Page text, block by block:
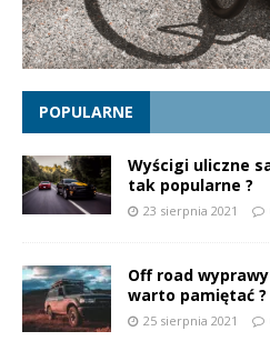
POPULARNE
Wyścigi uliczne
tak popularne ?
23 sierpnia 2021
Off road
warto pamiętać ?
25 sierpnia 2021